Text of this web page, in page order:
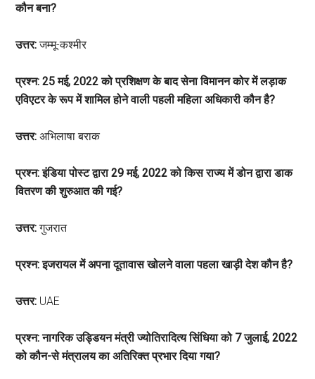
कौन बना?
उत्तर:जम्मू-कश्मीर
प्रश्न: 25 मई, 2022 को प्रशिक्षण के बाद सेना विमानन कोर में लड़ाक
एविएटर के रूप में शामिल होने वाली पहली महिला अधिकारी कौन है?
उत्तर: अभिलाषा बराक
प्रश्न: इंडिया पोस्ट द्वारा 29 मई, 2022 को किस राज्य में डोन द्वारा डाक
वितरण की शुरुआत की गई?
उत्तर:गुजरात
प्रश्न: इजरायल में अपना दूतावास खोलने वाला पहला खाड़ी देश कौन है?
उत्तर: UAE
प्रश्न: नागरिक उड्डियन मंत्री ज्योतिरादित्य सिंधिया को 7 जुलाई, 2022
को कौन-से मंत्रालय का अतिरिक्त प्रभार दिया गया?